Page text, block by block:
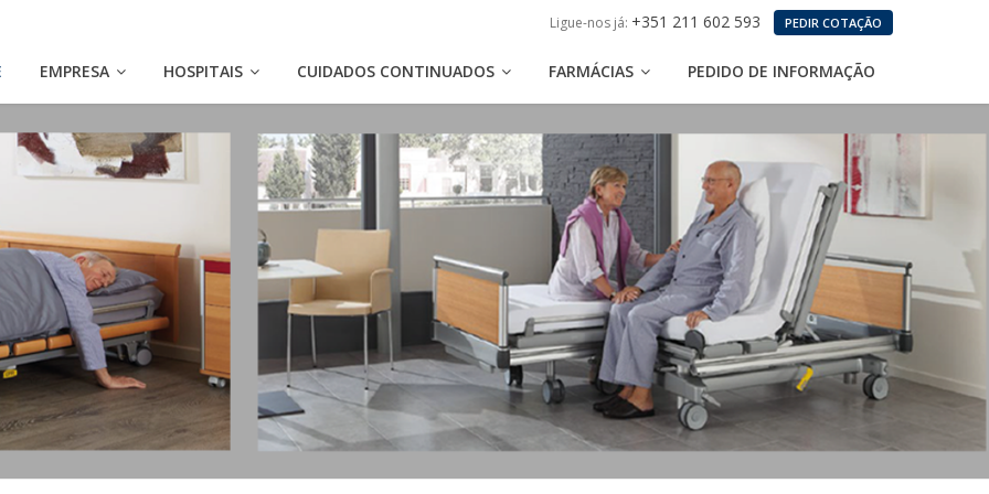
Ligue-nos já: +351 211 602 593 PEDIR COTAÇÃO
EMPRESA HOSPITAIS CUIDADOS CONTINUADOS FARMÁCIAS PEDIDO DE INFORMAÇÃO